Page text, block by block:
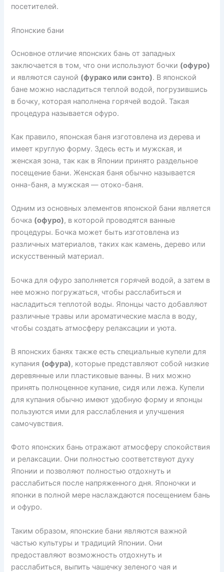
посетителей.
Японские бани
Основное отличие японских бань от западных
заключается в том, что они используют бочки (офуро)
и являются сауной (фурако или сэнто). В японской
бане можно насладиться теплой водой, погрузившись
в бочку, которая наполнена горячей водой. Такая
процедура называется офуро.
Как правило, японская баня изготовлена из дерева и
имеет круглую форму. Здесь есть и мужская, и
женская зона, так как в Японии принято раздельное
посещение бани. Женская баня обычно называется
онна-баня, а мужская — отоко-баня.
Одним из основных элементов японской бани является
бочка (офуро), в которой проводятся ванные
процедуры. Бочка может быть изготовлена из
различных материалов, таких как камень, дерево или
искусственный материал.
Бочка для офуро заполняется горячей водой, а затем в
нее можно погружаться, чтобы расслабиться и
насладиться теплотой воды. Японцы часто добавляют
различные травы или ароматические масла в воду,
чтобы создать атмосферу релаксации и уюта.
В японских банях также есть специальные купели для
купания (офура), которые представляют собой низкие
деревянные или пластиковые ванны. В них можно
принять полноценное купание, сидя или лежа. Купели
для купания обычно имеют удобную форму и японцы
пользуются ими для расслабления и улучшения
самочувствия.
Фото японских бань отражают атмосферу спокойствия
и релаксации. Они полностью соответствуют духу
Японии и позволяют полностью отдохнуть и
расслабиться после напряженного дня. Японочки и
японки в полной мере наслаждаются посещением бань
и офуро.
Таким образом, японские бани являются важной
частью культуры и традиций Японии. Они
предоставляют возможность отдохнуть и
расслабиться, выпить чашечку зеленого чая и